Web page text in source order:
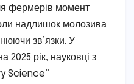
фермерів момент
надлишок молозива
зв’язки. У
2025 рік, науковці з
Science”